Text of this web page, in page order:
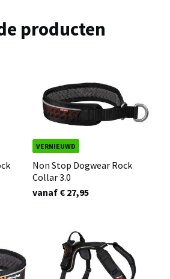
producten
VERNIEUWD
Non Stop Dogwear Rock
Collar 3.0
vanaf € 27,95